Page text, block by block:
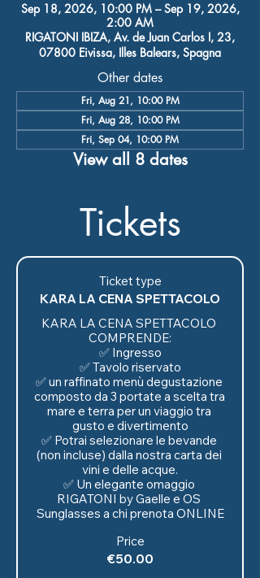
Sep 18, 2026, 10:00 PM – Sep 19, 2026,
2:00 AM
RIGATONI IBIZA, Av. de Juan Carlos I, 23,
07800 Eivissa, Illes Balears, Spagna
Other dates
Fri, Aug 21, 10:00 PM
Fri, Aug 28, 10:00 PM
Fri, Sep 04, 10:00 PM
View all 8 dates
Tickets
Ticket type
KARA LA CENA SPETTACOLO
KARA LA CENA SPETTACOLO
COMPRENDE:
✅ Ingresso
✅ Tavolo riservato
✅ un raffinato menù degustazione
composto da 3 portate a scelta tra
mare e terra per un viaggio tra
gusto e divertimento
✅ Potrai selezionare le bevande
(non incluse) dalla nostra carta dei
vini e delle acque.
✅ Un elegante omaggio
RIGATONI by Gaelle e OS
Sunglasses a chi prenota ONLINE
Price
€50.00